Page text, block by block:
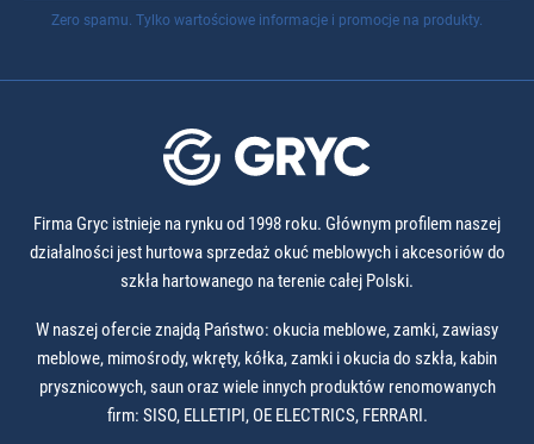
Zero spamu. Tylko wartościowe informacje i promocje na produkty.
Firma Gryc istnieje na rynku od 1998 roku. Głównym profilem naszej
działalności jest hurtowa sprzedaż okuć meblowych i akcesoriów do
szkła hartowanego na terenie całej Polski.
W naszej ofercie znajdą Państwo: okucia meblowe, zamki, zawiasy
meblowe, mimośrody, wkręty, kółka, zamki i okucia do szkła, kabin
prysznicowych, saun oraz wiele innych produktów renomowanych
firm: SISO, ELLETIPI, OE ELECTRICS, FERRARI.